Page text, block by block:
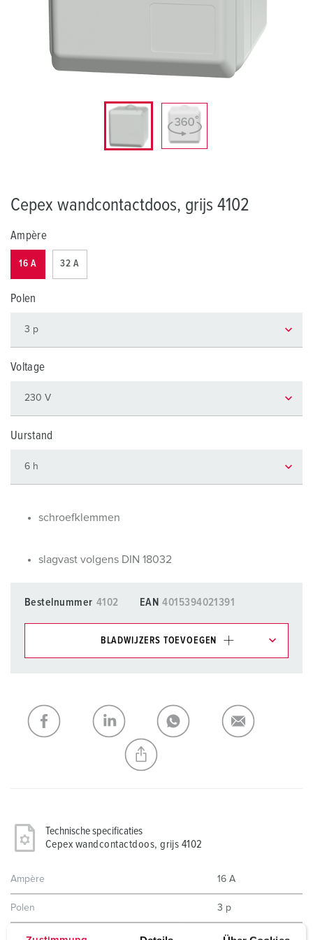
Cepex wandcontactdoos, grijs 4102
Ampère
16 A 32 A
Polen
Voltage
Uurstand
schroefklemmen
slagvast volgens DIN 18032
Bestelnummer 4102 EAN 4015394021391
BLADWIJZERS TOEVOEGEN
Mijn lijst TOEVOEGEN
NIEUW LIJST MAKEN
Technische specificaties
Cepex wandcontactdoos, grijs 4102
Ampère 16 A
Polen 3 p
Voltage 230 V